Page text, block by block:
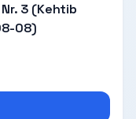
3 (Kehtib
08)